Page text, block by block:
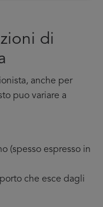
di
anche per
puo variare a
(spesso espresso in
che esce dagli